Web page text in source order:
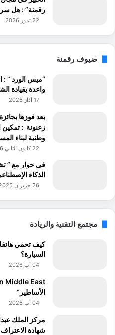
رقمنة” : هل
22 تموز 2026
ضيوف رقمنة
“ميس الورد ” :
واعدة بقيادة
17 آذار 2026
بعد فوزها
زعنونة : تمكين
وطنية لبناء
22 كانون الثاني 2026
في حوار مع ”
الذكاء
26 حزيران 2025
مجتمع التقنية والريادة
كيف تحمي
السيارة؟
04 آب 2026
الأساطير”
04 آب 2026
مركز الملك